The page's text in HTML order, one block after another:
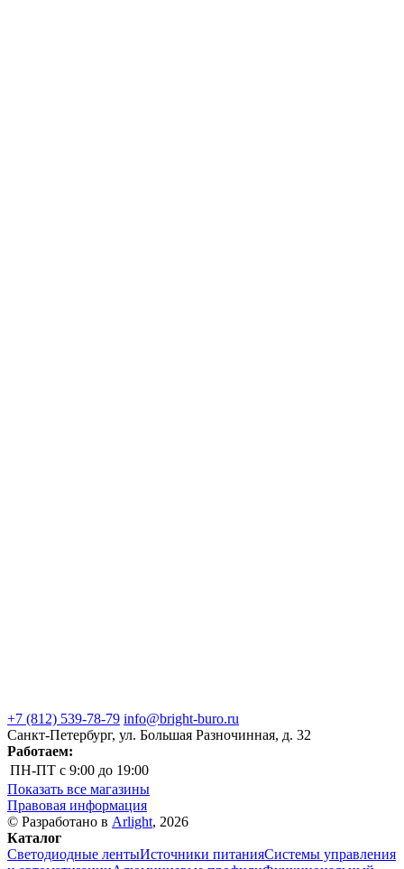
+7 (812) 539-78-79 info@bright-buro.ru
Санкт-Петербург, ул. Большая Разночинная, д. 32
Работаем:
ПН-ПТ с 9:00 до 19:00
Показать все магазины
Правовая информация
© Разработано в Arlight, 2026
Каталог
Светодиодные лентыИсточники питанияСистемы управления